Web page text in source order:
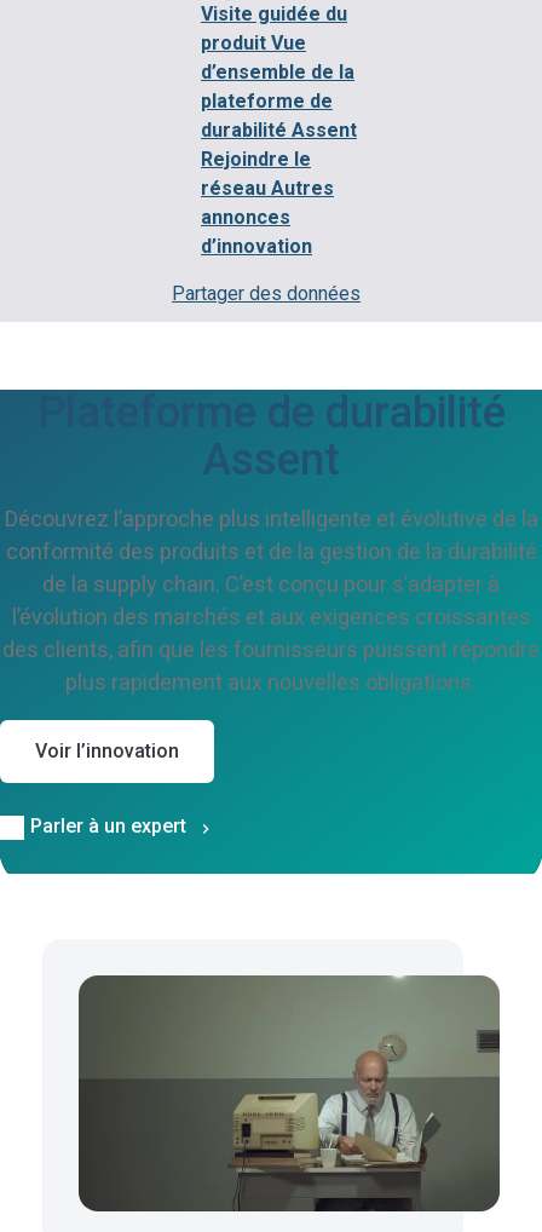
Visite guidée du
produit Vue
d’ensemble de la
plateforme de
durabilité Assent
Rejoindre le
réseau Autres
annonces
d’innovation
Partager des données
Plateforme de durabilité
Assent
Découvrez l’approche plus intelligente et évolutive de la
conformité des produits et de la gestion de la durabilité
de la supply chain. C’est conçu pour s’adapter à
l’évolution des marchés et aux exigences croissantes
des clients, afin que les fournisseurs puissent répondre
plus rapidement aux nouvelles obligations.
Voir l’innovation
Parler à un expert